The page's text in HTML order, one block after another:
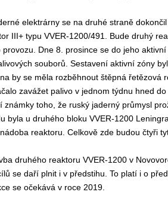
elektrárny se na druhé straně
III+ typu VVER-1200/491. Bude druhý
Dne 8. prosince se do jeho aktivní
souborů. Sestavení aktivní zóny
by se měla rozběhnout štěpná řetězová
zavážet palivo v jednom týdnu hned
známky toho, že ruský jaderný průmysl
byla u druhého bloku VVER-1200
reaktoru. Celkově zde budou čtyři
druhého reaktoru VVER-1200 v
se daří plnit i v předstihu. To platí i o
se očekává v roce 2019.